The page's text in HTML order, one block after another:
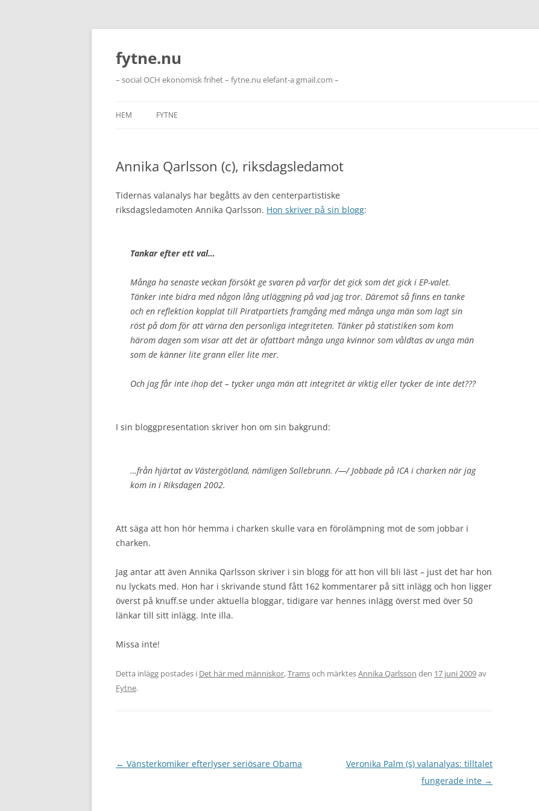
Hoppa
innehåll
fytne.nu
– social OCH ekonomisk frihet – fytne.nu elefant-a gmail.com –
HEM FYTNE
Annika Qarlsson (c), riksdagsledamot
Tidernas valanalys har begåtts av den centerpartistiske
riksdagsledamoten Annika Qarlsson. Hon skriver på sin blogg:
Tankar efter ett val…
Många ha senaste veckan försökt ge svaren på varför det gick som det gick i EP-valet.
Tänker inte bidra med någon lång utläggning på vad jag tror. Däremot så finns en tanke
och en reflektion kopplat till Piratpartiets framgång med många unga män som lagt sin
röst på dom för att värna den personliga integriteten. Tänker på statistiken som kom
härom dagen som visar att det är ofattbart många unga kvinnor som våldtas av unga män
som de känner lite grann eller lite mer.
Och jag får inte ihop det – tycker unga män att integritet är viktig eller tycker de inte det???
I sin bloggpresentation skriver hon om sin bakgrund:
…från hjärtat av Västergötland, nämligen Sollebrunn. /—/ Jobbade på ICA i charken när jag
kom in i Riksdagen 2002.
Att säga att hon hör hemma i charken skulle vara en förolämpning mot de som jobbar i
charken.
Jag antar att även Annika Qarlsson skriver i sin blogg för att hon vill bli läst – just det har hon
nu lyckats med. Hon har i skrivande stund fått 162 kommentarer på sitt inlägg och hon ligger
överst på knuff.se under aktuella bloggar, tidigare var hennes inlägg överst med över 50
länkar till sitt inlägg. Inte illa.
Missa inte!
Detta inlägg postades i Det här med människor,Tramsoch märktesAnnika Qarlsson den 17 juni 2009av
Fytne.
Inläggsnavigering
← Vänsterkomiker efterlyser seriösare Obama
Veronika Palm (s) valanalyas: tilltalet
fungerade inte →